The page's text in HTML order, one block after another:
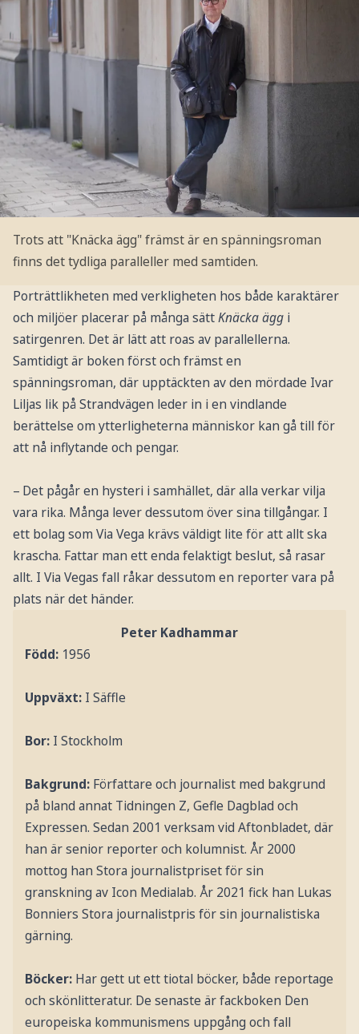
Trots att "Knäcka ägg" främst är en spänningsroman
finns det tydliga paralleller med samtiden.
Porträttlikheten med verkligheten hos både karaktärer
och miljöer placerar på många sättKnäcka ägg i
satirgenren. Det är lätt att roas av parallellerna.
Samtidigt är boken först och främst en
spänningsroman, där upptäckten av den mördade Ivar
Liljas lik på Strandvägen leder in i en vindlande
berättelse om ytterligheterna människor kan gå till för
att nå inflytande och pengar.
– Det pågår en hysteri i samhället, där alla verkar vilja
vara rika. Många lever dessutom över sina tillgångar. I
ett bolag som Via Vega krävs väldigt lite för att allt ska
krascha. Fattar man ett enda felaktigt beslut, så rasar
allt. I Via Vegas fall råkar dessutom en reporter vara på
plats när det händer.
Peter Kadhammar
Född: 1956
Uppväxt: I Säffle
Bor: I Stockholm
Bakgrund: Författare och journalist med bakgrund
på bland annat Tidningen Z, Gefle Dagblad och
Expressen. Sedan 2001 verksam vid Aftonbladet, där
han är senior reporter och kolumnist. År 2000
mottog han Stora journalistpriset för sin
granskning av Icon Medialab. År 2021 fick han Lukas
Bonniers Stora journalistpris för sin journalistiska
gärning.
Böcker: Har gett ut ett tiotal böcker, både reportage
och skönlitteratur. De senaste är fackboken Den
europeiska kommunismens uppgång och fall